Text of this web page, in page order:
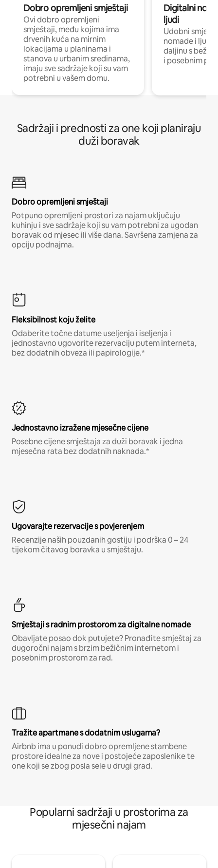
Dobro opremljeni smještaji
Ovi dobro opremljeni
smještaji, među kojima ima
drvenih kuća na mirnim
lokacijama u planinama i
stanova u urbanim sredinama,
imaju sve sadržaje koji su vam
potrebni u vašem domu.
Digitalni
ljudi
Udobni
nomade i ljude
daljinu s
i posebnim
Sadržaji i prednosti za one koji planiraju
duži boravak
Dobro opremljeni smještaji
Potpuno opremljeni prostori za najam uključuju
kuhinju i sve sadržaje koji su vam potrebni za ugodan
boravak od mjesec ili više dana. Savršena zamjena za
opciju podnajma.
Fleksibilnost koju želite
Odaberite točne datume useljenja i iseljenja i
jednostavno ugovorite rezervaciju putem interneta,
bez dodatnih obveza ili papirologije.*
Jednostavno izražene mjesečne cijene
Posebne cijene smještaja za duži boravak i jedna
mjesečna rata bez dodatnih naknada.*
Ugovarajte rezervacije s povjerenjem
Recenzije naših pouzdanih gostiju i podrška 0 – 24
tijekom čitavog boravka u smještaju.
Smještaji s radnim prostorom za digitalne nomade
Obavljate posao dok putujete? Pronađite smještaj za
dugoročni najam s brzim bežičnim internetom i
posebnim prostorom za rad.
Tražite apartmane s dodatnim uslugama?
Airbnb ima u ponudi dobro opremljene stambene
prostore idealne za nove i postojeće zaposlenike te
one koji se zbog posla sele u drugi grad.
Popularni sadržaji u prostorima za
mjesečni najam